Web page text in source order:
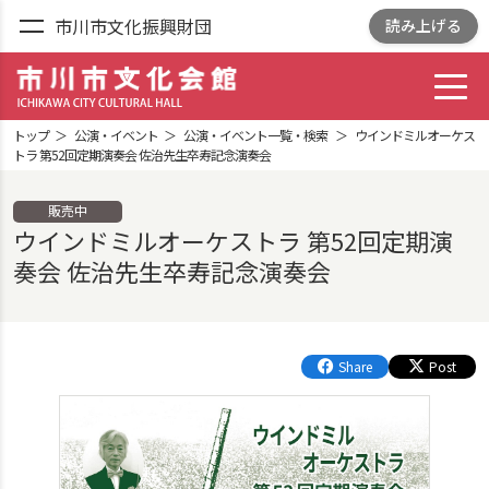
市川市文化振興財団 読み上げる
ICHIKAWA CITY
CULTRURAL HALL
トップ 公演・イベント 公演・イベント一覧・検索
ウインドミルオーケス
トラ 第52回定期演奏会 佐治先生卒寿記念演奏会
販売中
ウインドミルオーケストラ 第52回定期演
奏会 佐治先生卒寿記念演奏会
Share Post